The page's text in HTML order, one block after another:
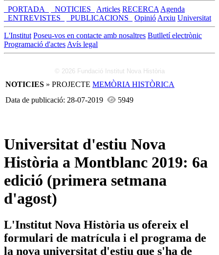
_PORTADA_ _NOTICIES_ Articles RECERCA Agenda
_ENTREVISTES_
_PUBLICACIONS_ Opinió Arxiu Universitat
L'Institut Poseu-vos en contacte amb nosaltres Butlletí electrònic
Programació d'actes Avís legal
© 2026 Fundació Institut Nova Història
NOTICIES » PROJECTE MEMÒRIA HISTÒRICA
Data de publicació: 28-07-2019
5949
Universitat d'estiu Nova
Història a Montblanc 2019: 6a
edició (primera setmana
d'agost)
L'Institut Nova Història us ofereix el
formulari de matrícula i el programa de
la nova universitat d'estiu que s'ha de